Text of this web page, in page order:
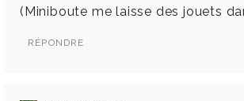
(Miniboute me laisse des jouets
RÉPONDRE